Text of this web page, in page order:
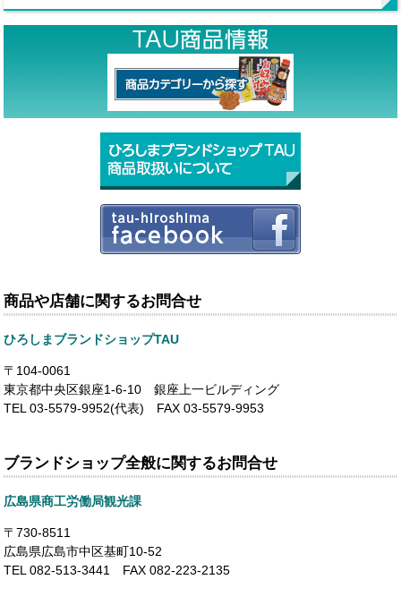
商品や店舗に関するお問合せ
ひろしまブランドショップTAU
〒104-0061
東京都中央区銀座1-6-10 銀座上一ビルディング
TEL 03-5579-9952(代表) FAX 03-5579-9953
ブランドショップ全般に関するお問合せ
広島県商工労働局観光課
〒730-8511
広島県広島市中区基町10-52
TEL 082-513-3441 FAX 082-223-2135